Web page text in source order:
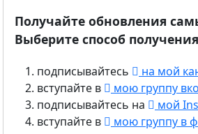
Получайте обновления
Выберите способ
подписывайтесь
на мой
вступайте в
мою группу
подписывайтесь на
мой
вступайте в
мою группу в